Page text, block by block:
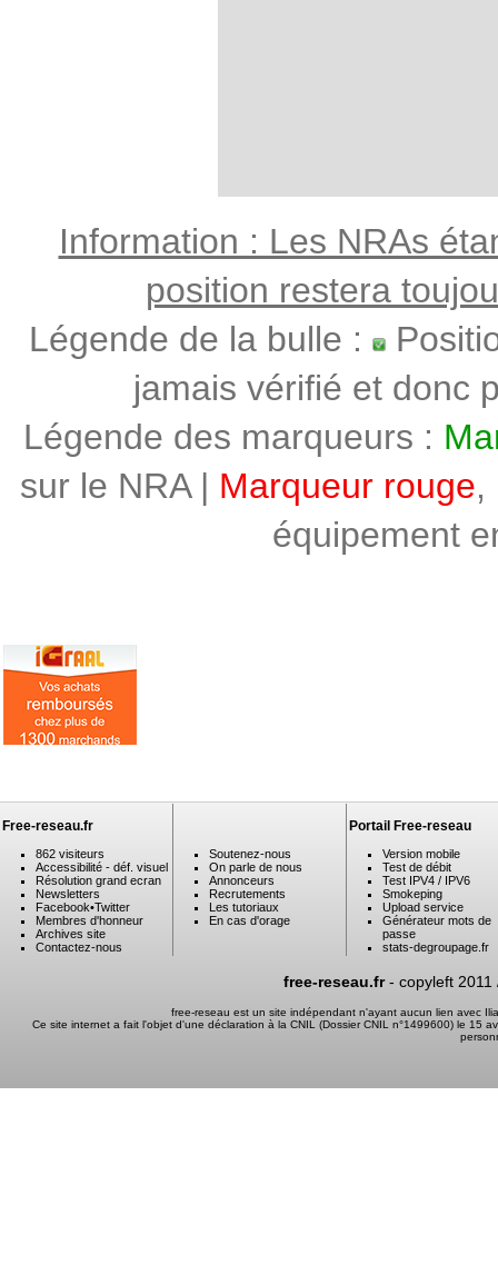
Information : Les NRAs
position restera
Légende de la bulle :
jamais vérifié et donc
Légende des marqueurs :
sur le NRA | Marqueur rouge,
équipement
Free-reseau.fr
862 visiteurs
Accessibilité - déf. visuel
Résolution grand ecran
Newsletters
Facebook•Twitter
Membres d'honneur
Archives site
Contactez-nous
Soutenez-nous
On parle de nous
Annonceurs
Recrutements
Les tutoriaux
En cas d'orage
Portail Free-reseau
Version mobile
Test de débit
Test IPV4 / IPV6
Smokeping
Upload service
Générateur mots de
passe
stats-degroupage.fr
free-reseau.fr- copyleft 2011
free-reseau est un site indépendant n'ayant aucun lien avec
Ce site internet a fait l'objet d'une déclaration à la CNIL (Dossier CNIL n°1499600) le 15